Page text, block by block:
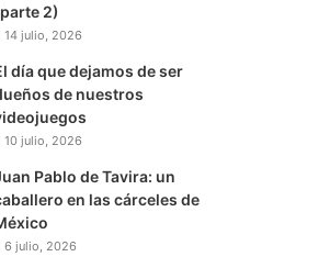
2)
14 julio, 2026
día que dejamos de ser
de nuestros
10 julio, 2026
Pablo de Tavira: un
en las cárceles de
6 julio, 2026